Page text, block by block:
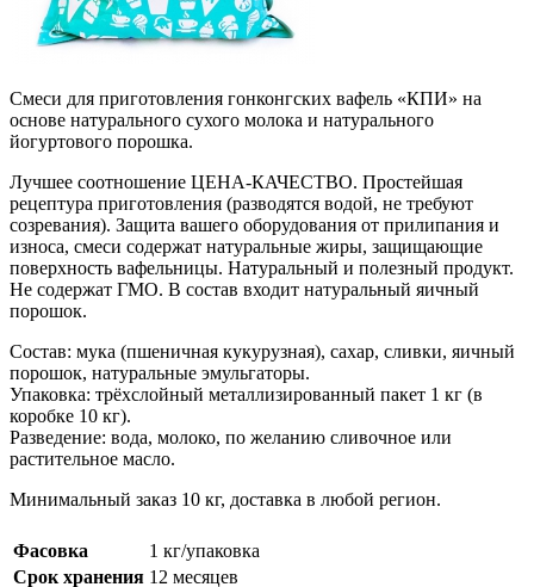
Смеси для приготовления гонконгских вафель «КПИ» на
основе натурального сухого молока и натурального
йогуртового порошка.
Лучшее соотношение ЦЕНА-КАЧЕСТВО. Простейшая
рецептура приготовления (разводятся водой, не требуют
созревания). Защита вашего оборудования от прилипания и
износа, смеси содержат натуральные жиры, защищающие
поверхность вафельницы. Натуральный и полезный продукт.
Не содержат ГМО. В состав входит натуральный яичный
порошок.
Состав: мука (пшеничная кукурузная), сахар, сливки, яичный
порошок, натуральные эмульгаторы.
Упаковка: трёхслойный металлизированный пакет 1 кг (в
коробке 10 кг).
Разведение: вода, молоко, по желанию сливочное или
растительное масло.
Минимальный заказ 10 кг, доставка в любой регион.
Фасовка
1 кг/упаковка
Срок хранения 12 месяцев